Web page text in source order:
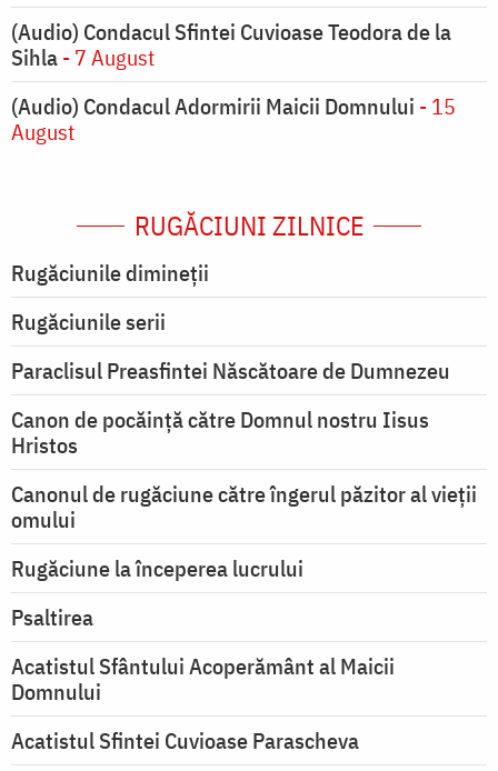
(Audio) Condacul Sfintei Cuvioase Teodora de la
Sihla- 7 August
(Audio) Condacul Adormirii Maicii Domnului - 15
August
RUGĂCIUNI ZILNICE
Rugăciunile dimineții
Rugăciunile serii
Paraclisul Preasfintei Născătoare de Dumnezeu
Canon de pocăință către Domnul nostru Iisus
Hristos
Canonul de rugăciune către îngerul păzitor al vieții
omului
Rugăciune la începerea lucrului
Psaltirea
Acatistul Sfântului Acoperământ al Maicii
Domnului
Acatistul Sfintei Cuvioase Parascheva